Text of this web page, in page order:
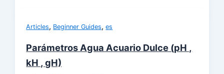
Articles, Beginner Guides,es
Parámetros Agua Acuario Dulce (pH ,
kH , gH)